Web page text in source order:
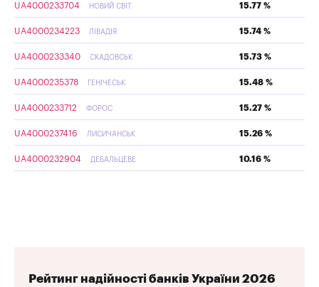
UA4000233704 НОВИЙ СВІТ 15.77 %
UA4000234223 ЛІВАДІЯ 15.74 %
UA4000233340 СКАДОВСЬК 15.73 %
UA4000235378 ГЕНІЧЕСЬК 15.48 %
UA4000233712 ФОРОС 15.27 %
UA4000237416 ЛИСИЧАНСЬК 15.26 %
UA4000232904 ДЕБАЛЬЦЕВЕ 10.16 %
Рейтинг надійності банків України 2026